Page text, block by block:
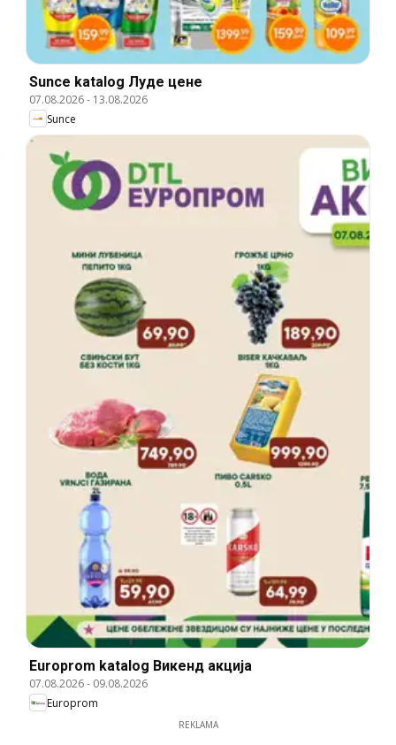
Sunce katalog Луде цене
07.08.2026- 13.08.2026
Sunce
Europrom katalog Викенд акција
07.08.2026- 09.08.2026
Europrom
REKLAMA